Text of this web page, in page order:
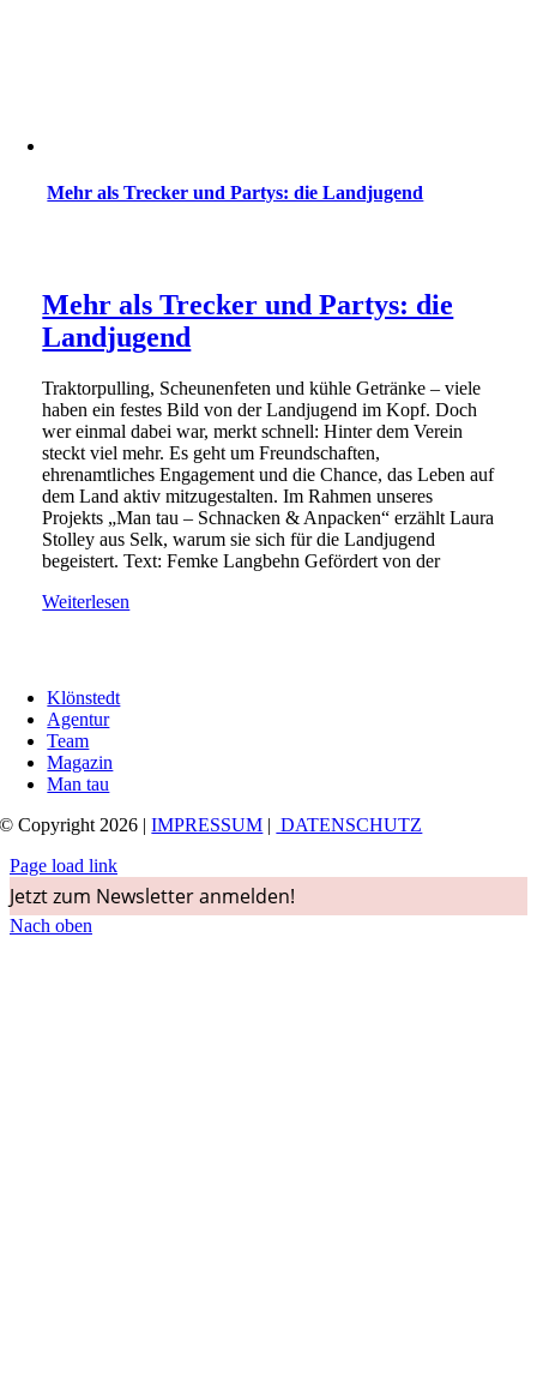
Mehr als Trecker und Partys: die Landjugend
Mehr als Trecker und Partys: die
Landjugend
Traktorpulling, Scheunenfeten und kühle Getränke – viele
haben ein festes Bild von der Landjugend im Kopf. Doch
wer einmal dabei war, merkt schnell: Hinter dem Verein
steckt viel mehr. Es geht um Freundschaften,
ehrenamtliches Engagement und die Chance, das Leben auf
dem Land aktiv mitzugestalten. Im Rahmen unseres
Projekts „Man tau – Schnacken & Anpacken“ erzählt Laura
Stolley aus Selk, warum sie sich für die Landjugend
begeistert. Text: Femke Langbehn Gefördert von der
Weiterlesen
Klönstedt
Agentur
Team
Magazin
Man tau
© Copyright 2026 |IMPRESSUM | DATENSCHUTZ
Page load link
Jetzt zum Newsletter anmelden!
Nach oben